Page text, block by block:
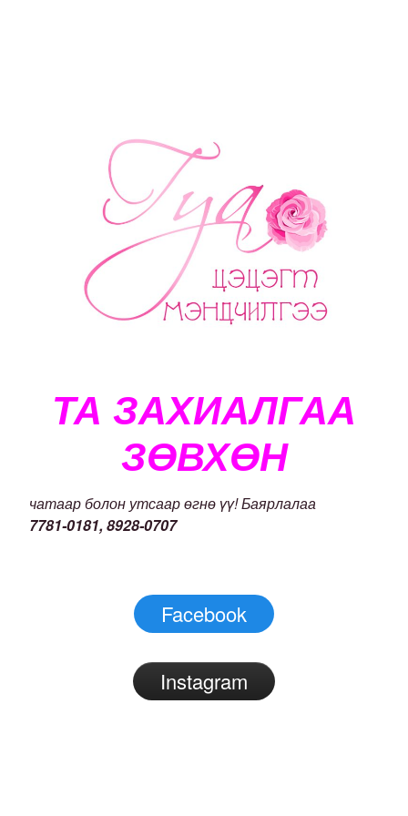
ТА ЗАХИАЛГАА
ЗӨВХӨН
чатаар болон утсаар өгнө үү! Баярлалаа
7781-0181, 8928-0707
Facebook
Instagram